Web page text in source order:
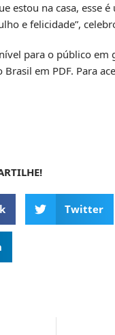
estou na casa, esse
e felicidade”,
para o público em
Brasil em PDF. Para
Twitter